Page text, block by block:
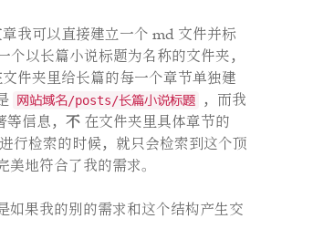
我可以直接建立一个 md 文件并标
个以长篇小说标题为名称的文件夹，
件夹里给长篇的每一个章节单独建
网站域名/posts/长篇小说标题
，而我
信息， 不 在文件夹里具体章节的
行检索的时候，就只会检索到这个顶
地符合了我的需求。
如果我的别的需求和这个结构产生交